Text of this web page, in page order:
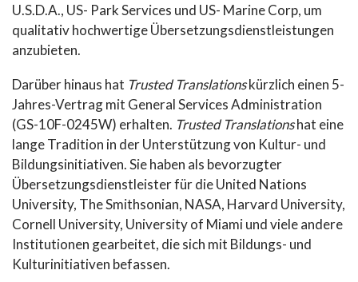
U.S.D.A., US- Park Services und US- Marine Corp, um
qualitativ hochwertige Übersetzungsdienstleistungen
anzubieten.
Darüber hinaus hat Trusted Translationskürzlich einen 5-
Jahres-Vertrag mit General Services Administration
(GS-10F-0245W) erhalten. Trusted Translationshat eine
lange Tradition in der Unterstützung von Kultur- und
Bildungsinitiativen. Sie haben als bevorzugter
Übersetzungsdienstleister für die United Nations
University, The Smithsonian, NASA, Harvard University,
Cornell University, University of Miami und viele andere
Institutionen gearbeitet, die sich mit Bildungs- und
Kulturinitiativen befassen.